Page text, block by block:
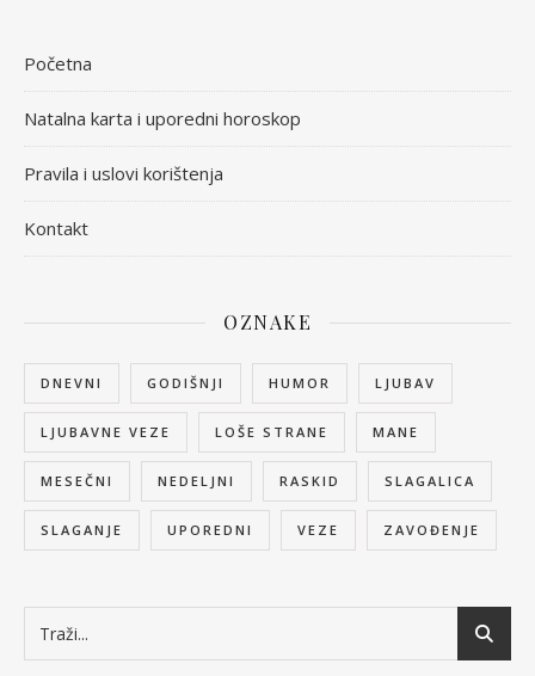
Početna
Natalna karta i uporedni horoskop
Pravila i uslovi korištenja
Kontakt
OZNAKE
DNEVNI GODIŠNJI HUMOR LJUBAV
LJUBAVNE VEZE LOŠE STRANE MANE
MESEČNI NEDELJNI RASKID SLAGALICA
SLAGANJE UPOREDNI VEZE ZAVOĐENJE